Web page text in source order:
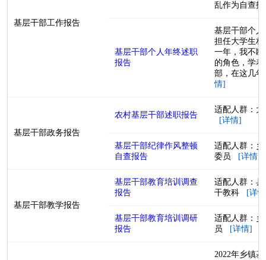
基层干部工作报告
乱作为自查
基层干部个人年终述职
报告
基层干部个
担任大学生
一年，我不
的角色，学
部，在这几
情]
基层干部政务报告
农村基层干部述职报告
适配人群：
[详情]
基层干部纪律作风整顿
自查报告
适配人群：
委员
[详情]
基层干部教学报告
基层干部教育培训调查
报告
适配人群：
干教科
[详
基层干部教育培训调研
报告
适配人群：
员
[详情]
2022年乡镇